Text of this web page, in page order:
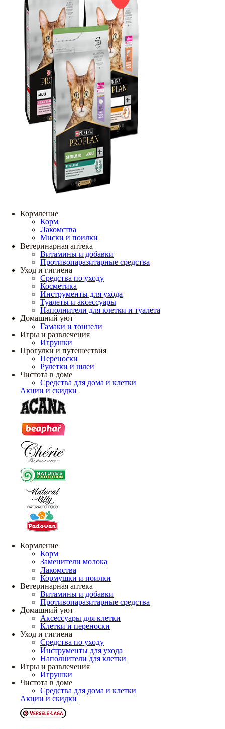
Кормление
Корм
Лакомства
Миски и поилки
Ветеринарная аптека
Витамины и добавки
Противопаразитарные средства
Уход и гигиена
Средства по уходу
Косметика
Инструменты для ухода
Туалеты и аксессуары
Наполнители для клетки и туалета
Домашний уют
Гамаки и тоннели
Игры и развлечения
Игрушки
Прогулки и путешествия
Переноски
Рулетки и шлеи
Чистота в доме
Средства для дома и клетки
Акции и скидки
Кормление
Корм
Заменители молока
Лакомства
Кормушки и поилки
Ветеринарная аптека
Витамины и добавки
Противопаразитарные средства
Домашний уют
Аксессуары для клетки
Клетки и переноски
Уход и гигиена
Средства по уходу
Инструменты для ухода
Наполнители для клетки
Игры и развлечения
Игрушки
Чистота в доме
Средства для дома и клетки
Акции и скидки